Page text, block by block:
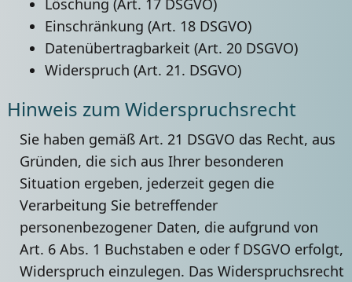
Löschung (Art. 17 DSGVO)
Einschränkung (Art. 18 DSGVO)
Datenübertragbarkeit (Art. 20 DSGVO)
Widerspruch (Art. 21. DSGVO)
Hinweis zum Widerspruchsrecht
Sie haben gemäß Art. 21 DSGVO das Recht, aus
Gründen, die sich aus Ihrer besonderen
Situation ergeben, jederzeit gegen die
Verarbeitung Sie betreffender
personenbezogener Daten, die aufgrund von
Art. 6 Abs. 1 Buchstaben e oder f DSGVO erfolgt,
Widerspruch einzulegen. Das Widerspruchsrecht